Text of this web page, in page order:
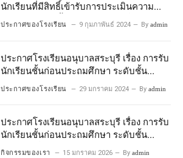
นักเรียนที่มีสิทธิ์เข้ารับการประเมินความ
พร้อมเข้าเรียนชั้นประถมศึกษาปีที่ 1
ประกาศของโรงเรียน 9 กุมภาพันธ์ 2024 By admin
ประกาศโรงเรียนอนุบาลสระบุรี เรื่อง การรับ
นักเรียนชั้นก่อนประถมศึกษา ระดับชั้น
ประกาศของโรงเรียน 29 มกราคม 2024 By admin
ประกาศโรงเรียนอนุบาลสระบุรี เรื่อง การรับ
นักเรียนชั้นก่อนประถมศึกษา ระดับชั้น
อนุบาลปีที่ ๒ ประจำปีการศึกษา ๒๕๖๙
กิจกรรมของเรา 15 มกราคม 2026 By admin